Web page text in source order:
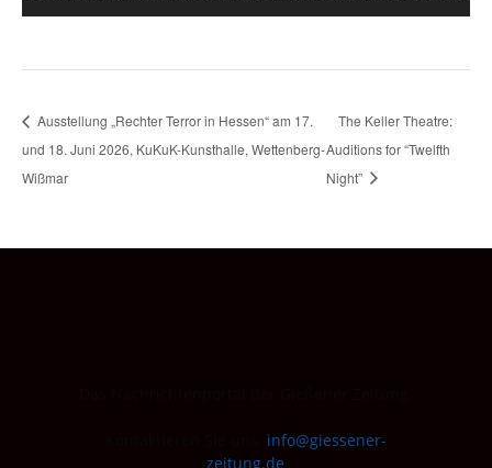
Ausstellung „Rechter Terror in Hessen“ am 17.
und 18. Juni 2026, KuKuK-Kunsthalle, Wettenberg-
Wißmar
The Keller Theatre:
Auditions for “Twelfth
Night”
info@giessener-
zeitung.de